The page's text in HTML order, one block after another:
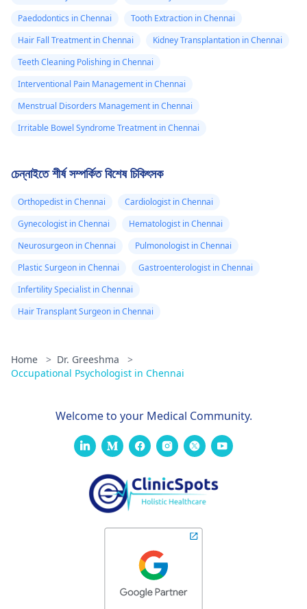
Paedodontics in Chennai
Tooth Extraction in Chennai
Hair Fall Treatment in Chennai
Kidney Transplantation in Chennai
Teeth Cleaning Polishing in Chennai
Interventional Pain Management in Chennai
Menstrual Disorders Management in Chennai
Irritable Bowel Syndrome Treatment in Chennai
চেন্নাইতে শীর্ষ সম্পর্কিত বিশেষ চিকিৎসক
Orthopedist in Chennai
Cardiologist in Chennai
Gynecologist in Chennai
Hematologist in Chennai
Neurosurgeon in Chennai
Pulmonologist in Chennai
Plastic Surgeon in Chennai
Gastroenterologist in Chennai
Infertility Specialist in Chennai
Hair Transplant Surgeon in Chennai
Home > Dr. Greeshma
>
Occupational Psychologist in Chennai
Welcome to your Medical Community.